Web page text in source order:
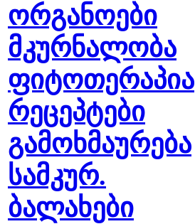
ორგანოები
მკურნალობა
ფიტოთერაპია
რეცეპტები
გამოხმაურება
სამკურ.
ბალახები